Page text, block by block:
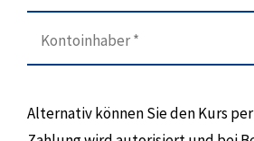
Alternativ können Sie den Kurs per